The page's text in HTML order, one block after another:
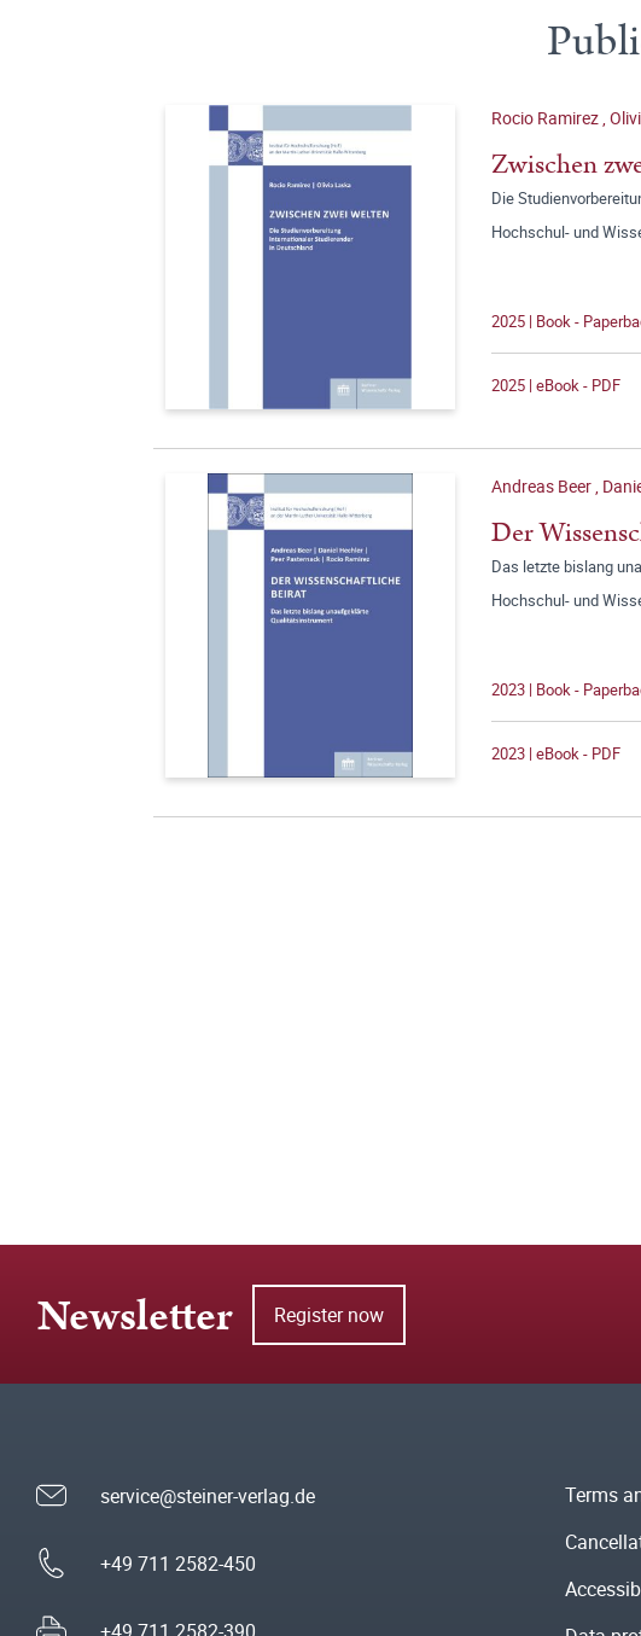
Rocio Ramirez,
Zwischen
Die
Hochschul- und
2025 | Book -
2025 | eBook - PDF
Andreas Beer,
Der
Das letzte bislang
Hochschul- und
2023 | Book -
2023 | eBook - PDF
Newsletter Register now
service@steiner-verlag.de
+49 711 2582-450
Terms